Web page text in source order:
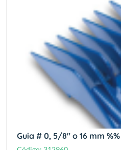
Guia # 0, 5/8" o 16 mm %%